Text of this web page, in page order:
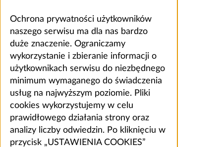
Ochrona prywatności użytkowników
naszego serwisu ma dla nas bardzo
duże znaczenie. Ograniczamy
wykorzystanie i zbieranie informacji o
użytkownikach serwisu do niezbędnego
minimum wymaganego do świadczenia
usług na najwyższym poziomie. Pliki
cookies wykorzystujemy w celu
prawidłowego działania strony oraz
analizy liczby odwiedzin. Po kliknięciu w
przycisk „USTAWIENIA COOKIES”